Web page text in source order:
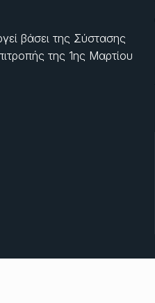
βάσει της Σύστασης
της 1ης Μαρτίου